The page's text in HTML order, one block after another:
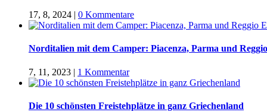
17, 8, 2024 | 0 Kommentare
Norditalien mit dem Camper: Piacenza, Parma und
7, 11, 2023 | 1 Kommentar
Die 10 schönsten Freistehplätze in ganz Griechenland